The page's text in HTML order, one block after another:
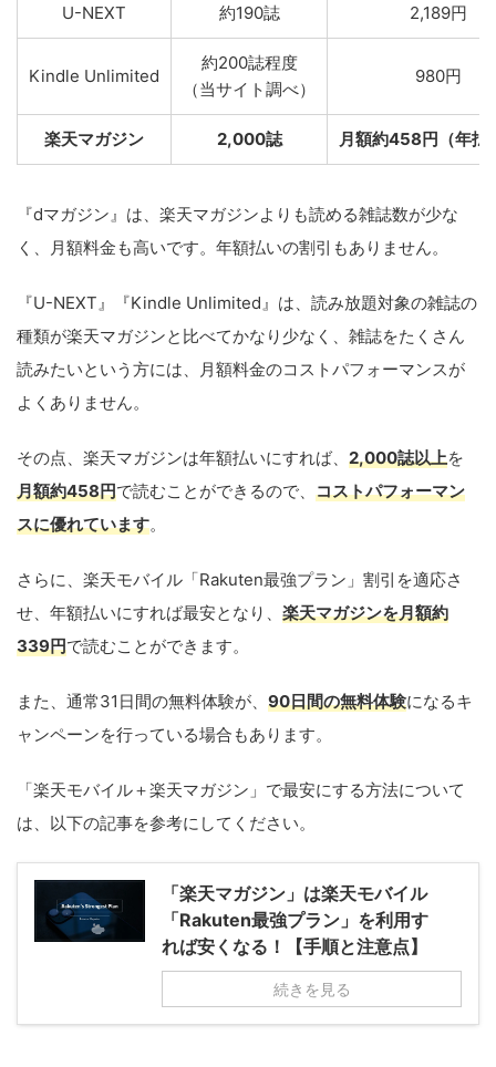
U-NEXT 約190誌 2,189円
Kindle Unlimited
約200誌程度
（当サイト調べ）
980円
楽天マガジン 2,000誌 月額約458円（年払
『dマガジン』は、楽天マガジンよりも読める雑誌数が少な
く、月額料金も高いです。年額払いの割引もありません。
『U-NEXT』『Kindle Unlimited』は、読み放題対象の雑誌の
種類が楽天マガジンと比べてかなり少なく、雑誌をたくさん
読みたいという方には、月額料金のコストパフォーマンスが
よくありません。
その点、楽天マガジンは年額払いにすれば、 2,000誌以上を
月額約458円で読むことができるので、 コストパフォーマン
スに優れています。
さらに、楽天モバイル「Rakuten最強プラン」割引を適応さ
せ、年額払いにすれば最安となり、 楽天マガジンを月額約
339円で読むことができます。
また、通常31日間の無料体験が、 90日間の無料体験になるキ
ャンペーンを行っている場合もあります。
「楽天モバイル＋楽天マガジン」で最安にする方法について
は、以下の記事を参考にしてください。
「楽天マガジン」は楽天モバイル
「Rakuten最強プラン」を利用す
れば安くなる！【手順と注意点】
続きを見る